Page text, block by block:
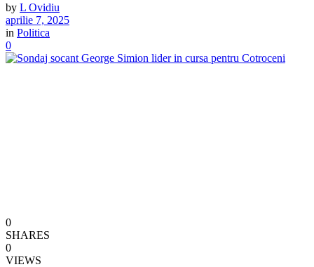
by L Ovidiu
aprilie 7, 2025
in Politica
0
0
SHARES
0
VIEWS